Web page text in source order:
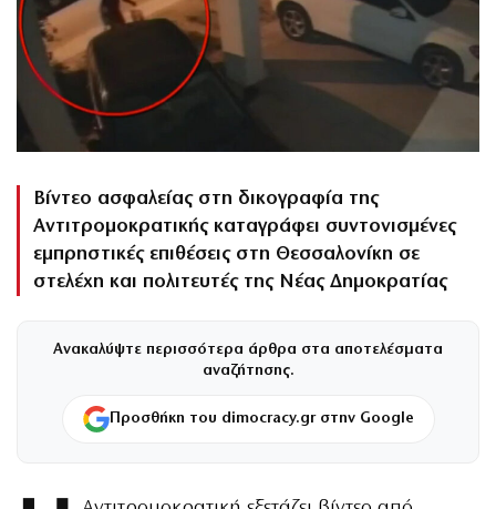
Βίντεο ασφαλείας στη δικογραφία της
Αντιτρομοκρατικής καταγράφει συντονισμένες
εμπρηστικές επιθέσεις στη Θεσσαλονίκη σε
στελέχη και πολιτευτές της Νέας Δημοκρατίας
Ανακαλύψτε περισσότερα άρθρα στα αποτελέσματα
αναζήτησης.
Προσθήκη του dimocracy.gr στην Google